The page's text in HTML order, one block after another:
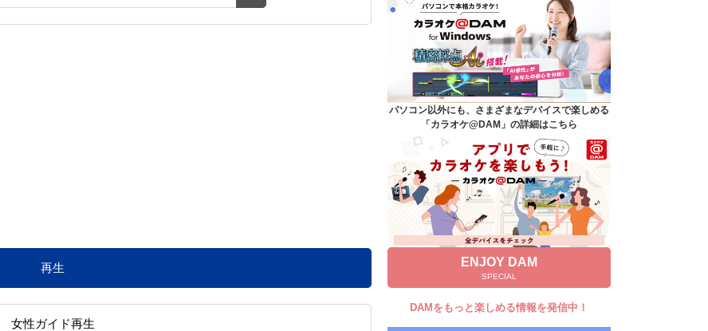
DAM★とも録音
カラオケ＠DAM
ユーザー検索
キャンペーン
よくあるご質問
DAMの新曲・ランキングなど
カラオケ最新情報をチェック！
再生
女性ガイド再生
パソコン以外にも、さまざまなデバイスで楽しめる
「カラオケ@DAM」の詳細はこちら
ENJOY DAM
SPECIAL
DAMをもっと楽しめる情報を発信中！